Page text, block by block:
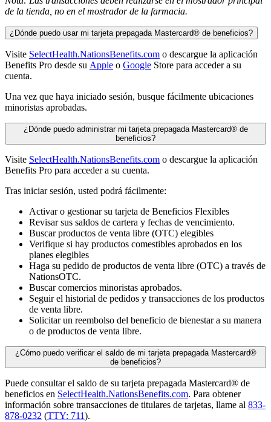
de la tienda, no en el mostrador de la farmacia.
¿Dónde puedo usar mi tarjeta prepagada Mastercard® de beneficios?
Visite SelectHealth.NationsBenefits.com o descargue la aplicación
Benefits Pro desde su Apple o Google Store para acceder a su
cuenta.
Una vez que haya iniciado sesión, busque fácilmente ubicaciones
minoristas aprobadas.
¿Dónde puedo administrar mi tarjeta prepagada Mastercard® de
beneficios?
Visite SelectHealth.NationsBenefits.com o descargue la aplicación
Benefits Pro para acceder a su cuenta.
Tras iniciar sesión, usted podrá fácilmente:
Activar o gestionar su tarjeta de Beneficios Flexibles
Revisar sus saldos de cartera y fechas de vencimiento.
Buscar productos de venta libre (OTC) elegibles
Verifique si hay productos comestibles aprobados en los
planes elegibles
Haga su pedido de productos de venta libre (OTC) a través de
NationsOTC.
Buscar comercios minoristas aprobados.
Seguir el historial de pedidos y transacciones de los productos
de venta libre.
Solicitar un reembolso del beneficio de bienestar a su manera
o de productos de venta libre.
¿Cómo puedo verificar el saldo de mi tarjeta prepagada Mastercard®
de beneficios?
Puede consultar el saldo de su tarjeta prepagada Mastercard® de
beneficios en SelectHealth.NationsBenefits.com. Para obtener
información sobre transacciones de titulares de tarjetas, llame al 833-
878-0232 (TTY: 711).